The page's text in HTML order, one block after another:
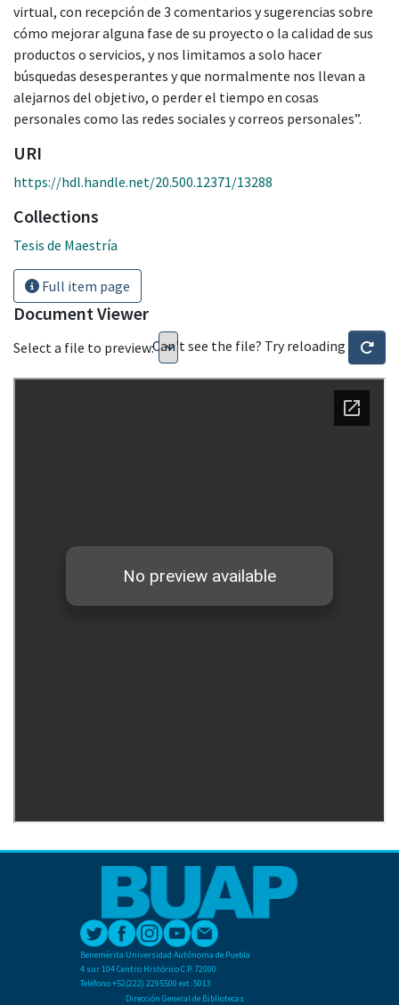
virtual, con recepción de 3 comentarios y sugerencias sobre
cómo mejorar alguna fase de su proyecto o la calidad de sus
productos o servicios, y nos limitamos a solo hacer
búsquedas desesperantes y que normalmente nos llevan a
alejarnos del objetivo, o perder el tiempo en cosas
personales como las redes sociales y correos personales”.
URI
https://hdl.handle.net/20.500.12371/13288
Collections
Tesis de Maestría
Full item page
Document Viewer
Select a file to preview:Can't see the file? Try reloading
Benemérita Universidad Autónoma de Puebla
4 sur 104 Centro Histórico C.P. 72000
Teléfono +52(222) 2295500 ext. 5013
Dirección General de Bibliotecas